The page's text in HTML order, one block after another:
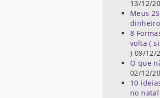
13/12/
Meus
dinheiro
8
volta (
) 09/12/
O que
02/12/
10
no natal